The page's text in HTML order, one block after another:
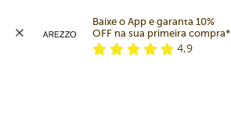
Baixe o App e garanta 10%
OFF na sua primeira compra*
4,9